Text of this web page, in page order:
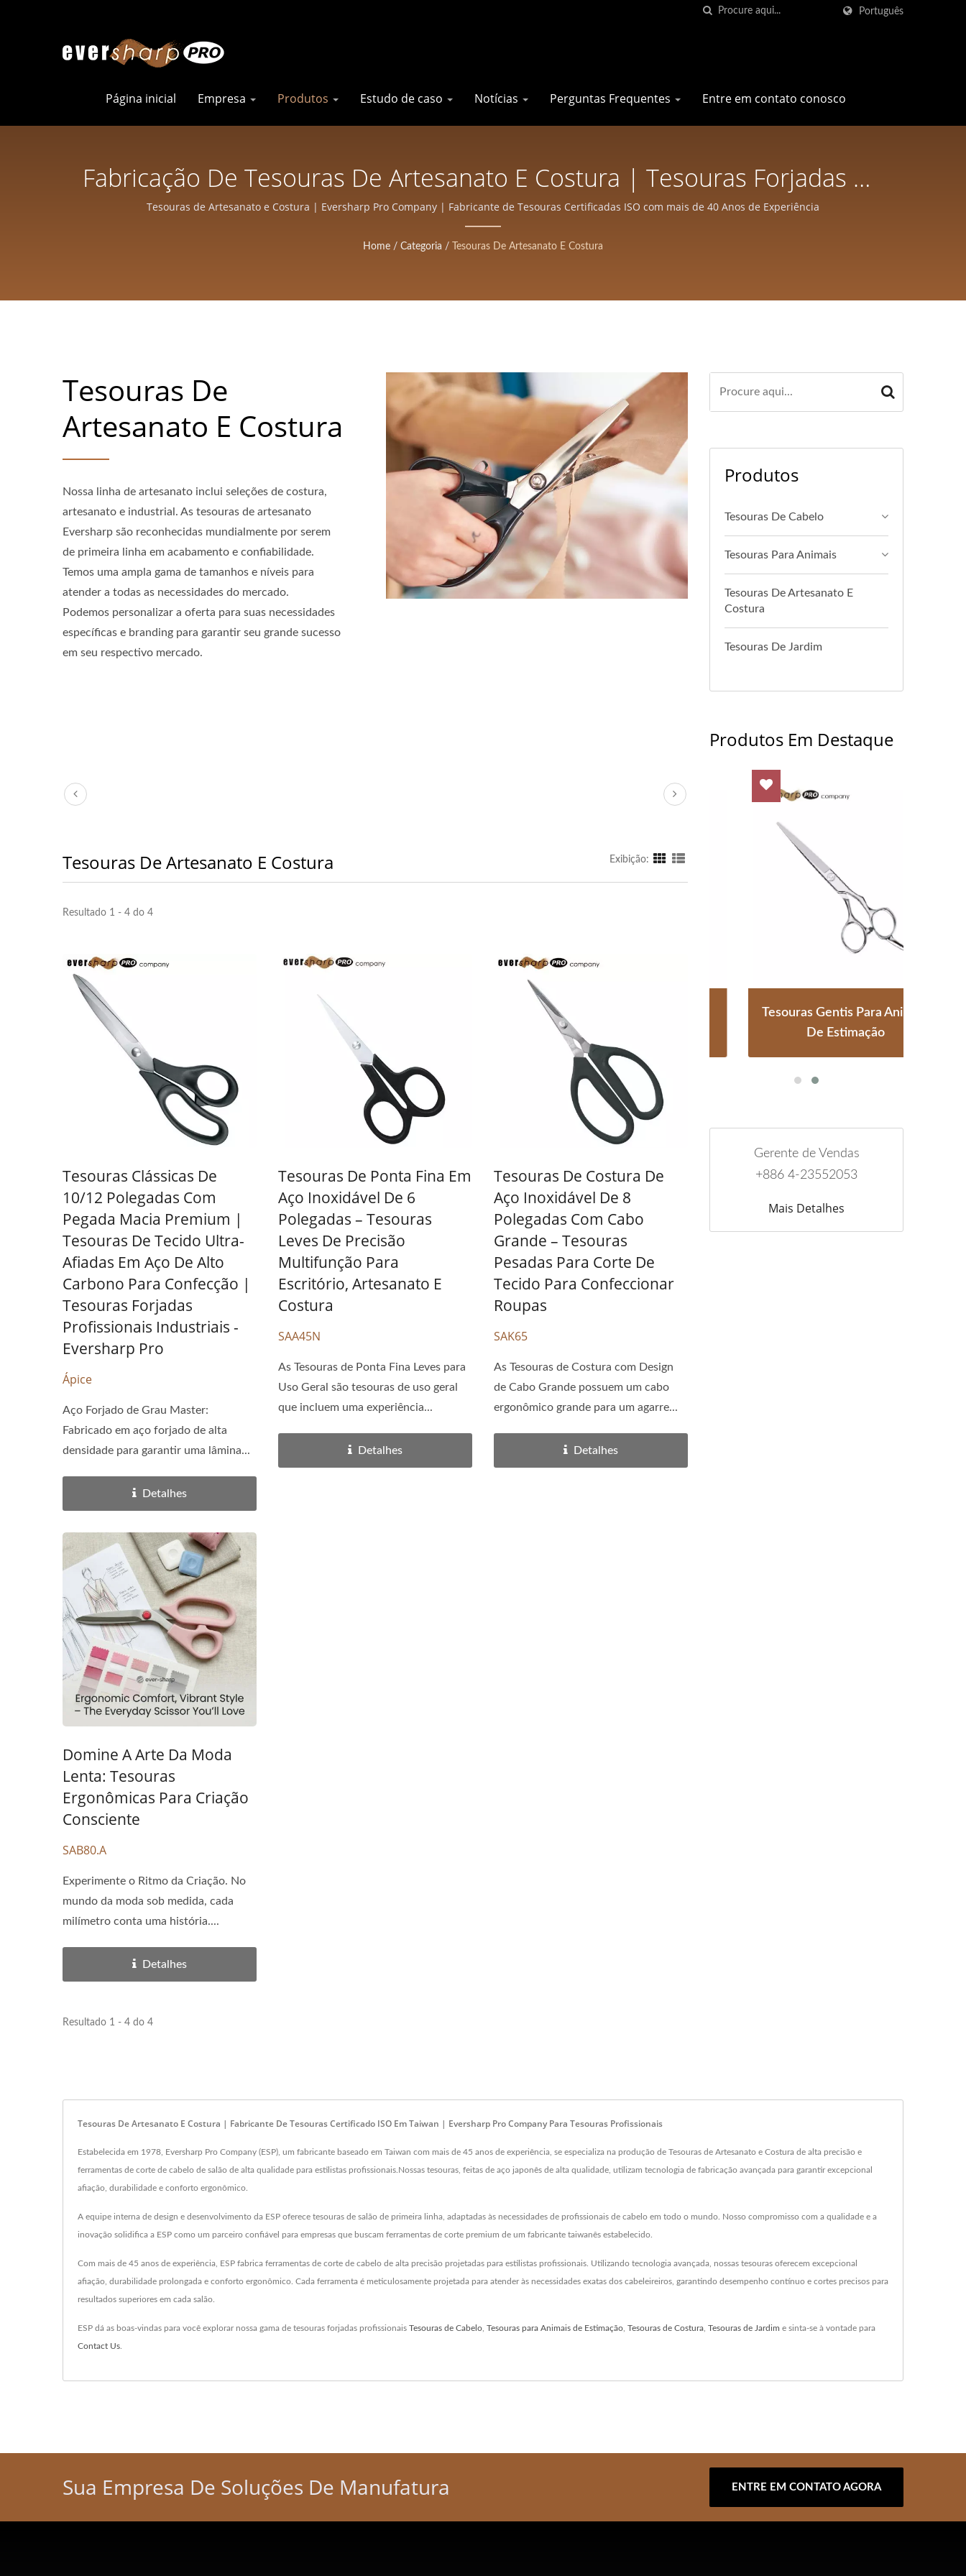
Português
Página inicial Empresa Produtos Estudo de caso Notícias Perguntas Frequentes Entre em contato conosco
Fabricação De Tesouras De Artesanato E Costura | Tesouras Forjadas De
Alta Precisão Para Salões E Barbearias | Eversharp Pro Company
Tesouras de Artesanato e Costura | Eversharp Pro Company | Fabricante de Tesouras Certificadas ISO com mais de 40 Anos de Experiência
Home / Categoria / Tesouras De Artesanato E Costura
Tesouras De
Artesanato E Costura
Nossa linha de artesanato inclui seleções de costura,
artesanato e industrial. As tesouras de artesanato
Eversharp são reconhecidas mundialmente por serem
de primeira linha em acabamento e confiabilidade.
Temos uma ampla gama de tamanhos e níveis para
atender a todas as necessidades do mercado.
Podemos personalizar a oferta para suas necessidades
específicas e branding para garantir seu grande sucesso
em seu respectivo mercado.
Tesouras De Artesanato E Costura Exibição:
Resultado 1 - 4 do 4
Tesouras Clássicas De
10/12 Polegadas Com
Pegada Macia Premium |
Tesouras De Tecido Ultra-
Afiadas Em Aço De Alto
Carbono Para Confecção |
Tesouras Forjadas
Profissionais Industriais -
Eversharp Pro
Ápice
Aço Forjado de Grau Master:
Fabricado em aço forjado de alta
densidade para garantir uma lâmina...
Detalhes
Tesouras De Ponta Fina Em
Aço Inoxidável De 6
Polegadas – Tesouras
Leves De Precisão
Multifunção Para
Escritório, Artesanato E
Costura
SAA45N
As Tesouras de Ponta Fina Leves para
Uso Geral são tesouras de uso geral
que incluem uma experiência...
Detalhes
Tesouras De Costura De
Aço Inoxidável De 8
Polegadas Com Cabo
Grande – Tesouras
Pesadas Para Corte De
Tecido Para Confeccionar
Roupas
SAK65
As Tesouras de Costura com Design
de Cabo Grande possuem um cabo
ergonômico grande para um agarre...
Detalhes
Domine A Arte Da Moda
Lenta: Tesouras
Ergonômicas Para Criação
Consciente
SAB80.A
Experimente o Ritmo da Criação. No
mundo da moda sob medida, cada
milímetro conta uma história....
Detalhes
Resultado 1 - 4 do 4
Produtos
Tesouras De Cabelo
Tesouras Para Animais
Tesouras De Artesanato E
Costura
Tesouras De Jardim
Produtos Em Destaque
Tesouras Pessoais Para
Tesouras Gentis Para Animais
De Estimação
Tesouras Pessoais Para
Cabelo
Tesouras Gentis Para Animais
De Estimação
Gerente de Vendas
+886 4-23552053
Mais Detalhes
Tesouras De Artesanato E Costura | Fabricante De Tesouras Certificado ISO Em Taiwan | Eversharp Pro Company Para Tesouras Profissionais
Estabelecida em 1978, Eversharp Pro Company (ESP), um fabricante baseado em Taiwan com mais de 45 anos de experiência, se especializa na produção de Tesouras de Artesanato e Costura de alta precisão e
ferramentas de corte de cabelo de salão de alta qualidade para estilistas profissionais.Nossas tesouras, feitas de aço japonês de alta qualidade, utilizam tecnologia de fabricação avançada para garantir excepcional
afiação, durabilidade e conforto ergonômico.
A equipe interna de design e desenvolvimento da ESP oferece tesouras de salão de primeira linha, adaptadas às necessidades de profissionais de cabelo em todo o mundo. Nosso compromisso com a qualidade e a
inovação solidifica a ESP como um parceiro confiável para empresas que buscam ferramentas de corte premium de um fabricante taiwanês estabelecido.
Com mais de 45 anos de experiência, ESP fabrica ferramentas de corte de cabelo de alta precisão projetadas para estilistas profissionais. Utilizando tecnologia avançada, nossas tesouras oferecem excepcional
afiação, durabilidade prolongada e conforto ergonômico. Cada ferramenta é meticulosamente projetada para atender às necessidades exatas dos cabeleireiros, garantindo desempenho contínuo e cortes precisos para
resultados superiores em cada salão.
ESP dá as boas-vindas para você explorar nossa gama de tesouras forjadas profissionais Tesouras de Cabelo Tesouras para Animais de Estimação Tesouras de Costura Tesouras de Jardim e sinta-se à vontade para
Contact Us
Sua Empresa De Soluções De Manufatura ENTRE EM CONTATO AGORA